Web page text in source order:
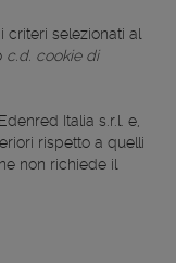
criteri selezionati al
c.d. cookie di
Italia s.r.l. e,
rispetto a quelli
non richiede il